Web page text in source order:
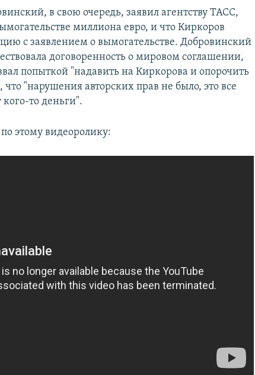
в свою очередь, заявил агентству ТАСС,
миллиона евро, и что Киркоров
с заявлением о вымогательстве. Добровинский
договоренность о мировом соглашении,
попыткой "надавить на Киркорова и опорочить
"нарушения авторских прав не было, это все
то деньги".
этому видеоролику: